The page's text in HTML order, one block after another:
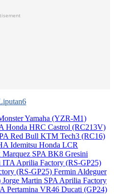
Yamaha (YZR-M1)
Honda HRC Castrol (RC213V)
Red Bull KTM Tech3 (RC16)
Idemitsu Honda LCR
SPA BK8 Gresini
ITA Aprilia Factory (RS-GP25)
(RS-GP25) Fermin Aldeguer
Martin SPA Aprilia Factory
Pertamina VR46 Ducati (GP24)